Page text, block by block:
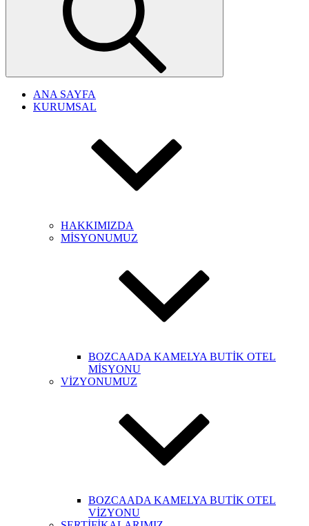
ANA SAYFA
KURUMSAL
HAKKIMIZDA
MİSYONUMUZ
BOZCAADA KAMELYA BUTİK OTEL
MİSYONU
VİZYONUMUZ
BOZCAADA KAMELYA BUTİK OTEL
VİZYONU